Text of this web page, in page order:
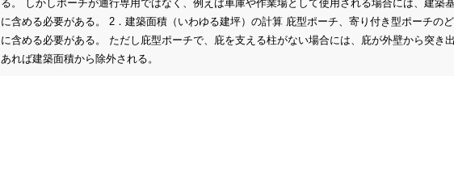
る。 しかしポーチが通行専用ではなく、例えば車庫や作業場として使用される場合には、建築
に含める必要がある。 2．建築面積（いわゆる建坪）の計算 庇型ポーチ、寄り付き型ポーチの
に含める必要がある。 ただし庇型ポーチで、庇を支える柱がない場合には、庇が外壁から突き
あれば建築面積から除外される。